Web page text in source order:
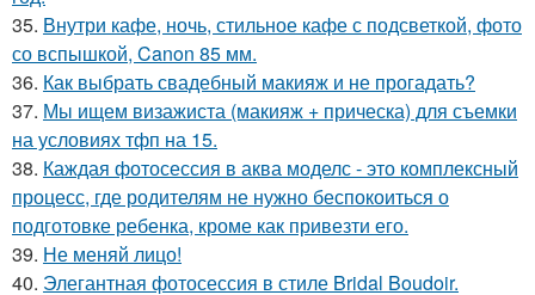
35. Внутри кафе, ночь, стильное кафе с подсветкой, фото
со вспышкой, Canon 85 мм.
36. Как выбрать свадебный макияж и не прогадать?
37. Мы ищем визажиста (макияж + прическа) для съемки
на условиях тфп на 15.
38. Каждая фотосессия в аква моделс - это комплексный
процесс, где родителям не нужно беспокоиться о
подготовке ребенка, кроме как привезти его.
39. Не меняй лицо!
40. Элегантная фотосессия в стиле Bridal Boudoir.